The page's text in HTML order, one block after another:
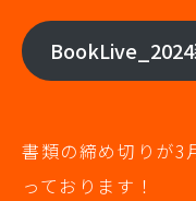
書類の締め切りが3
っております！